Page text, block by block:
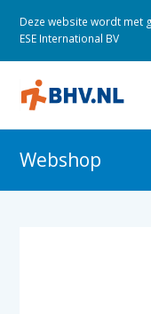
Deze website wordt met
ESE International BV
Webshop